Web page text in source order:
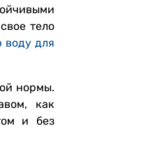
тело
воду для
нормы.
как
и без